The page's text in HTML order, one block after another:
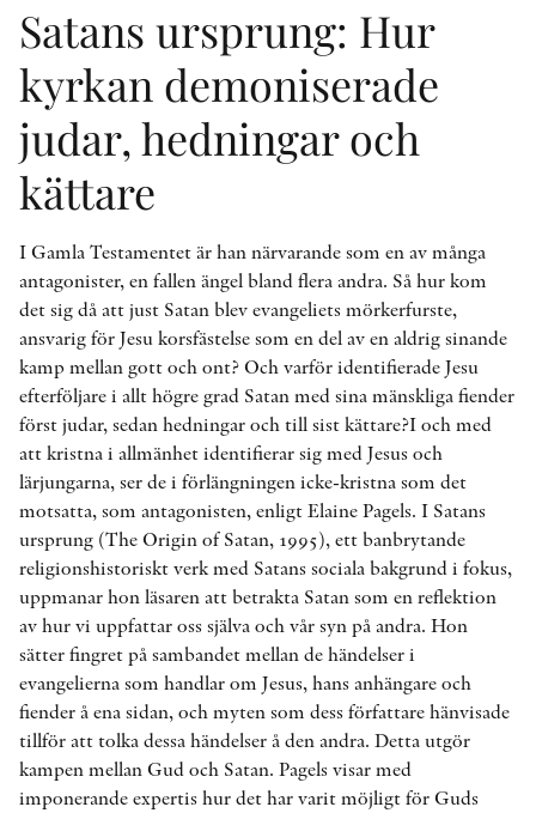
Satans ursprung: Hur
kyrkan demoniserade
judar, hedningar och
kättare
I Gamla Testamentet är han närvarande som en av många
antagonister, en fallen ängel bland flera andra. Så hur kom
det sig då att just Satan blev evangeliets mörkerfurste,
ansvarig för Jesu korsfästelse som en del av en aldrig sinande
kamp mellan gott och ont? Och varför identifierade Jesu
efterföljare i allt högre grad Satan med sina mänskliga fiender
först judar, sedan hedningar och till sist kättare?I och med
att kristna i allmänhet identifierar sig med Jesus och
lärjungarna, ser de i förlängningen icke-kristna som det
motsatta, som antagonisten, enligt Elaine Pagels. I Satans
ursprung (The Origin of Satan, 1995), ett banbrytande
religionshistoriskt verk med Satans sociala bakgrund i fokus,
uppmanar hon läsaren att betrakta Satan som en reflektion
av hur vi uppfattar oss själva och vår syn på andra. Hon
sätter fingret på sambandet mellan de händelser i
evangelierna som handlar om Jesus, hans anhängare och
fiender å ena sidan, och myten som dess författare hänvisade
tillför att tolka dessa händelser å den andra. Detta utgör
kampen mellan Gud och Satan. Pagels visar med
imponerande expertis hur det har varit möjligt för Guds